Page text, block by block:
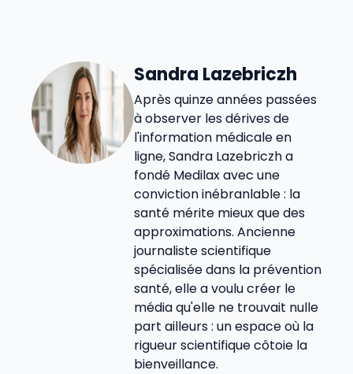
Sandra Lazebriczh
Après quinze années passées
à observer les dérives de
l'information médicale en
ligne, Sandra Lazebriczh a
fondé Medilax avec une
conviction inébranlable : la
santé mérite mieux que des
approximations. Ancienne
journaliste scientifique
spécialisée dans la prévention
santé, elle a voulu créer le
média qu'elle ne trouvait nulle
part ailleurs : un espace où la
rigueur scientifique côtoie la
bienveillance.